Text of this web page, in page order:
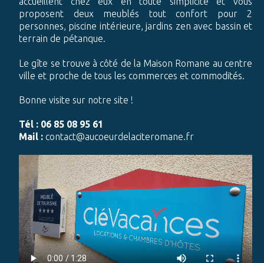
proposent deux meublés tout confort pour 2
personnes, piscine intérieure, jardins zen avec bassin et
terrain de pétanque.
Le gîte se trouve à côté de la Maison Romane au centre
ville et proche de tous les commerces et commodités.
Bonne visite sur notre site !
Tél : 06 85 08 95 61
Mail : contact@aucoeurdelaciteromane.fr